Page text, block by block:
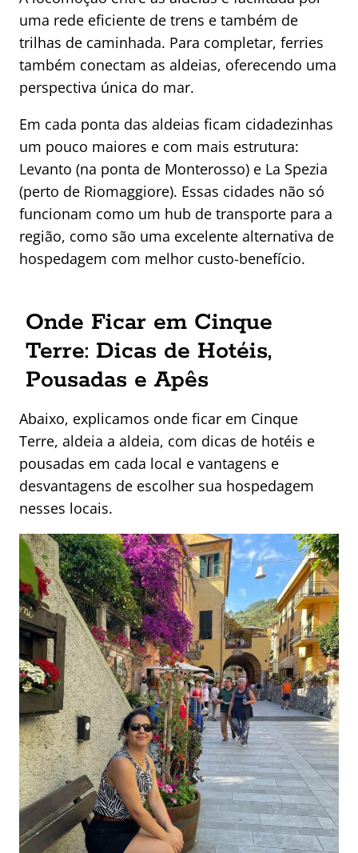
uma rede eficiente de trens e também de
trilhas de caminhada. Para completar, ferries
também conectam as aldeias, oferecendo uma
perspectiva única do mar.
Em cada ponta das aldeias ficam cidadezinhas
um pouco maiores e com mais estrutura:
Levanto (na ponta de Monterosso) e La Spezia
(perto de Riomaggiore). Essas cidades não só
funcionam como um hub de transporte para a
região, como são uma excelente alternativa de
hospedagem com melhor custo-benefício.
Onde Ficar em Cinque
Terre: Dicas de Hotéis,
Pousadas e Apês
Abaixo, explicamos onde ficar em Cinque
Terre, aldeia a aldeia, com dicas de hotéis e
pousadas em cada local e vantagens e
desvantagens de escolher sua hospedagem
nesses locais.